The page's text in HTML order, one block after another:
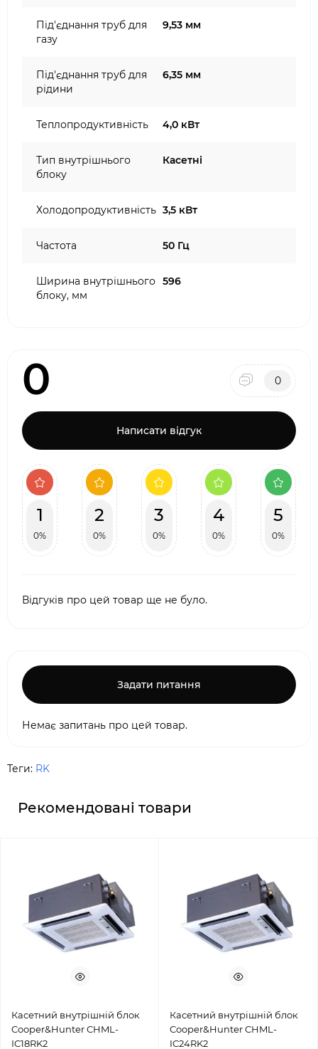
Під'єднання труб для
газу
9,53 мм
Під'єднання труб для
рідини
6,35 мм
Теплопродуктивність 4,0 кВт
Тип внутрішнього
блоку
Касетні
Холодопродуктивність 3,5 кВт
Частота 50 Гц
Ширина внутрішнього
блоку, мм
596
0 0
Написати відгук
1
0%
2
0%
3
0%
4
0%
5
0%
Відгуків про цей товар ще не було.
Задати питання
Немає запитань про цей товар.
Теги: RK
Рекомендовані товари
Касетний внутрішній блок
Cooper&Hunter CHML-
IC18RK2
Касетний внутрішній блок
Cooper&Hunter CHML-
IC24RK2